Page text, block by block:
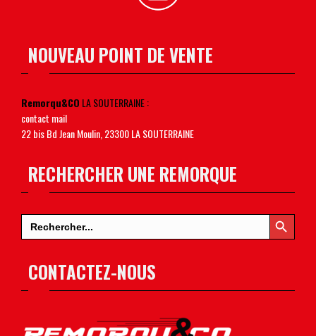
NOUVEAU POINT DE VENTE
Remorqu&CO LA SOUTERRAINE :
contact mail
22 bis Bd Jean Moulin, 23300 LA SOUTERRAINE
RECHERCHER UNE REMORQUE
Search
for:
Search Button
CONTACTEZ-NOUS